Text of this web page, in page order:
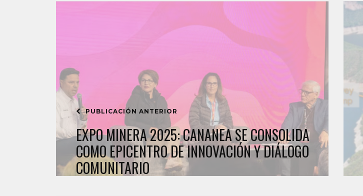
PUBLICACIÓN ANTERIOR
EXPO MINERA 2025: CANANEA SE CONSOLIDA
COMO EPICENTRO DE INNOVACIÓN Y DIÁLOGO
COMUNITARIO